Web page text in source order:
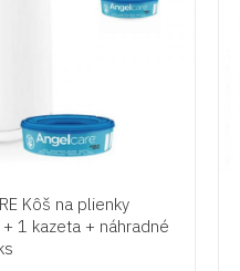
Kôš na plienky
1 kazeta + náhradné